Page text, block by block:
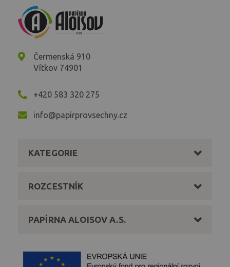
Čermenská 910
Vítkov 74901
+420 583 320 275
info@papirprovsechny.cz
KATEGORIE
ROZCESTNÍK
PAPÍRNA ALOISOV A.S.